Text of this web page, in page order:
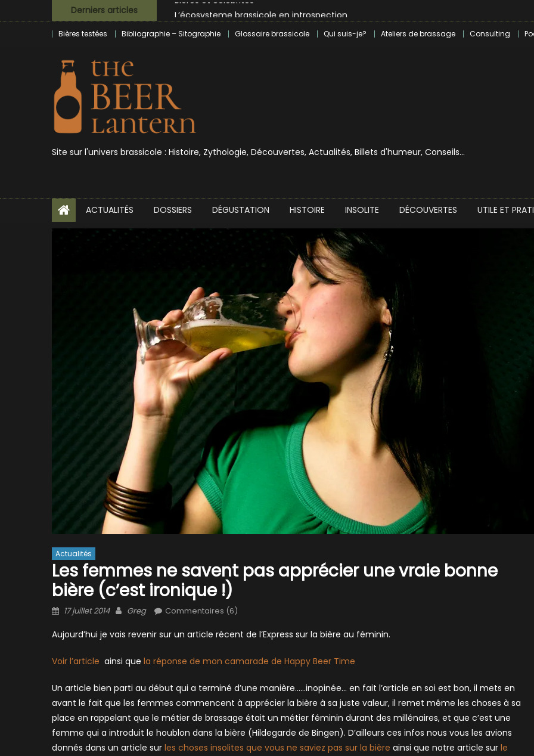
to
Derniers articles
L’écosysteme brassicole en introspection
Zoumaï : pionnier de la révolution craft à Marseille
L’intelligence artificielle dans le milieu brassicole
Bières testées Bibliographie – Sitographie Glossaire brassicole Qui suis-je? Ateliers de brassage Consulting
Site sur l'univers brassicole : Histoire, Zythologie, Découvertes, Actualités, Billets d'humeur, Conseils…
ACTUALITÉS DOSSIERS DÉGUSTATION HISTOIRE INSOLITE DÉCOUVERTES UTILE ET
Actualités
Les femmes ne savent pas apprécier une vraie bonne
bière (c’est ironique !)
Posted
17 juillet 2014 Author
Greg Commentaires (6)
Aujourd’hui je vais revenir sur un article récent de l’Express sur la bière au féminin.
Voir l’article ainsi que la réponse de mon camarade de Happy Beer Time
Un article bien parti au début qui a terminé d’une manière……inopinée… en fait l’article en soi est bon, il mets en
avant le fait que les femmes commencent à apprécier la bière à sa juste valeur, il remet même les choses à sa
place en rappelant que le métier de brassage était un métier féminin durant des millénaires, et que c’est une
femme qui a introduit le houblon dans la bière (Hildegarde de Bingen). D’ailleurs ces infos nous vous les avions
donnés dans un article sur les choses insolites que vous ne saviez pas sur la bière ainsi que notre article sur le